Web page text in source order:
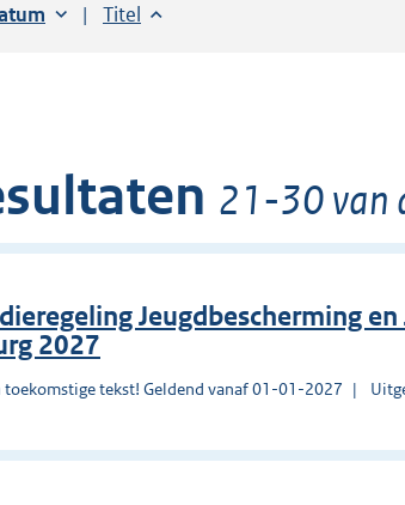
op:
oplopendSorteer op:
Titel oplopend
21-30 van
Jeugdbescherming
2027
toekomstige tekst! Geldend vanaf 01-01-2027